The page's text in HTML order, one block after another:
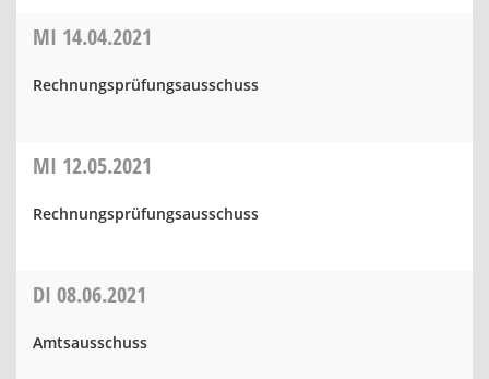
MI 14.04.2021
Rechnungsprüfungsausschuss
MI 12.05.2021
Rechnungsprüfungsausschuss
DI 08.06.2021
Amtsausschuss